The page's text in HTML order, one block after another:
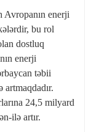
enerji
bu rol
dostluq
enerji
təbii
artmaqdadır.
24,5 milyard
ilə artır.